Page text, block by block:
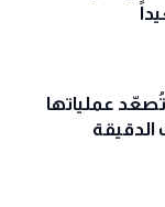
عملياتها
الدقيقة